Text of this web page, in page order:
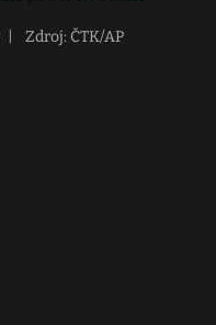
Zdroj: ČTK/AP